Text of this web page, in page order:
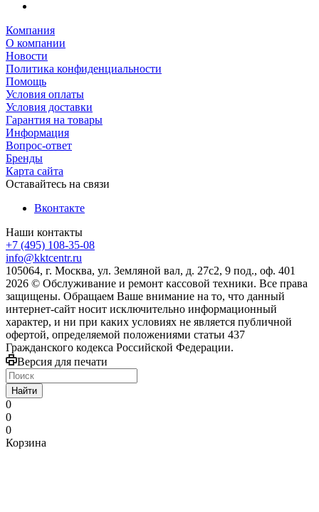
Компания
О компании
Новости
Политика конфиденциальности
Помощь
Условия оплаты
Условия доставки
Гарантия на товары
Информация
Вопрос-ответ
Бренды
Карта сайта
Оставайтесь на связи
Вконтакте
Наши контакты
+7 (495) 108-35-08
info@kktcentr.ru
105064, г. Москва, ул. Земляной вал, д. 27с2, 9 под., оф. 401
2026 © Обслуживание и ремонт кассовой техники. Все права
защищены. Обращаем Ваше внимание на то, что данный
интернет-сайт носит исключительно информационный
характер, и ни при каких условиях не является публичной
офертой, определяемой положениями статьи 437
Гражданского кодекса Российской Федерации.
Версия для печати
Найти
0
0
0
Корзина